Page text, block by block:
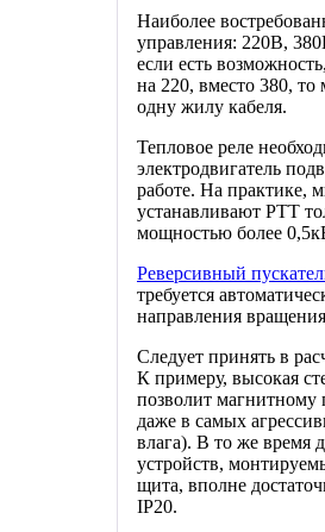
Наиболее
управления: 220В,
если есть
на 220, вместо 380,
одну жилу кабеля.
Тепловое реле
электродвигатель
работе. На практике,
устанавливают РТТ
мощностью более
Реверсивный
требуется
направления
Следует принять в
К примеру, высокая
позволит магнитному
даже в самых
влага). В то же время
устройств,
щита, вполне
IP20.